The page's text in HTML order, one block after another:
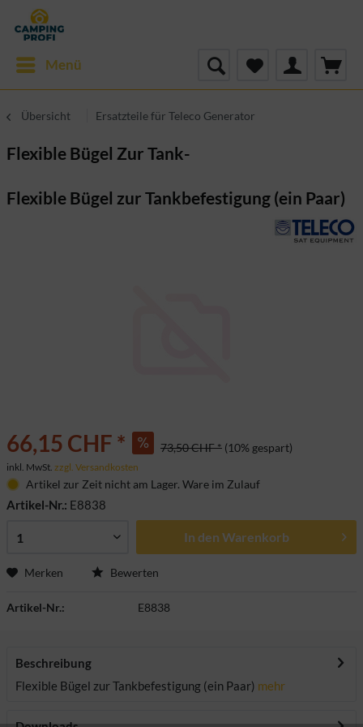
Menü
Übersicht Ersatzteile für Teleco Generator
Flexible Bügel Zur Tank-
Flexible Bügel zur Tankbefestigung (ein Paar)
66,15 CHF * 73,50 CHF * (10% gespart)
inkl. MwSt. zzgl. Versandkosten
Artikel zur Zeit nicht am Lager. Ware im Zulauf
Artikel-Nr.: E8838
In den Warenkorb
Merken Bewerten
Artikel-Nr.: E8838
Beschreibung
Flexible Bügel zur Tankbefestigung (ein Paar) mehr